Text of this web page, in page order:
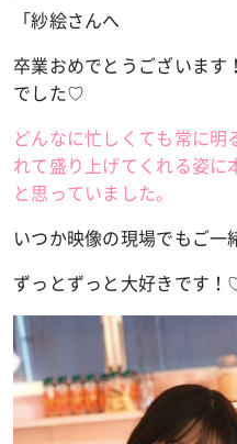
「紗絵さんへ
卒業おめでとうございま
でした♡
どんなに忙しくても常に明
れて盛り上げてくれる姿に
と思っていました。
いつか映像の現場でもご一
ずっとずっと大好きです！